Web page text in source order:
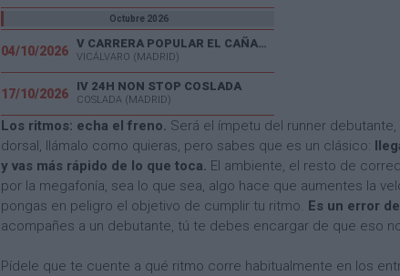
Octubre 2026
04/10/2026
V CARRERA POPULAR EL CAÑAVERAL
VICÁLVARO (MADRID)
17/10/2026
IV 24H NON STOP COSLADA
COSLADA (MADRID)
Los ritmos: echa el freno. Será el ímpetu del runner
dorsal, llámalo como quieras, pero sabes que es un clásico:
y vas más rápido de lo que toca. El ambiente, el resto de
por la megafonía, sea lo que sea, algo hace que aumentes la
pongas en peligro el objetivo de cumplir tu ritmo. Es un error
acompañes a un debutante, tú te debes encargar de que eso
Pídele que te cuente a qué ritmo corre habitualmente en los